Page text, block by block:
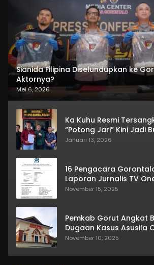
Sianida Filipina Diselundupkan ke
Aktornya?
Mei 6, 2026
Ka Kuhu Resmi
“Potong Jari” Kini Jadi
Januari 13, 2026
16 Pengacara
Laporan Jurnalis TV
November 15, 2025
Pemkab Gorut Angkat
Dugaan Kasus Asusila
November 10, 2025